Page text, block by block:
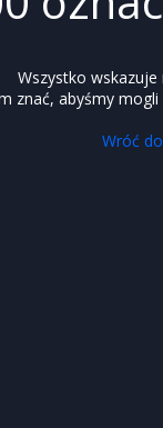
Wszystko wskazuje
znać, abyśmy
Wróć